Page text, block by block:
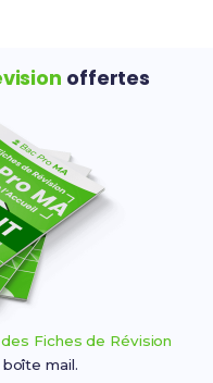
offertes
Fiches de Révision
mail.